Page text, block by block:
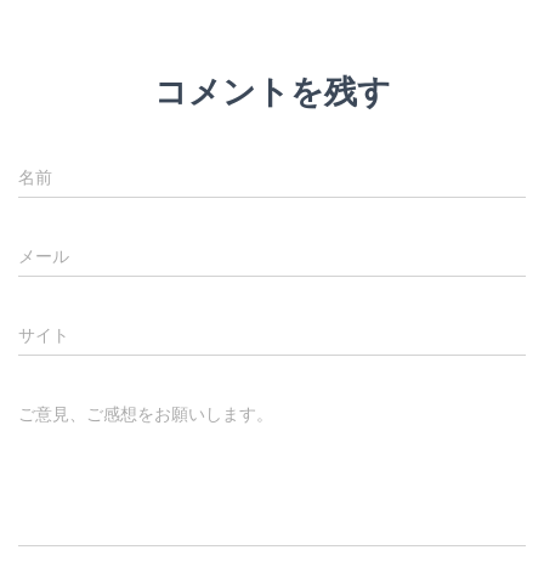
コメントを残す
名前
メール
サイト
ご意見、ご感想をお願いします。